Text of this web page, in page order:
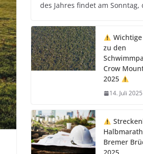
des Jahres findet am Sonntag,
zu den
Crow
2025
14. Juli 2025
Bremer